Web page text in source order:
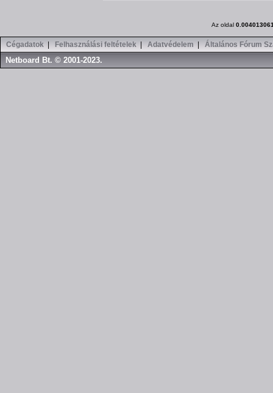
Az oldal
Cégadatok Felhasználási feltételek Adatvédelem Általános Fórum
Netboard Bt. © 2001-2023.